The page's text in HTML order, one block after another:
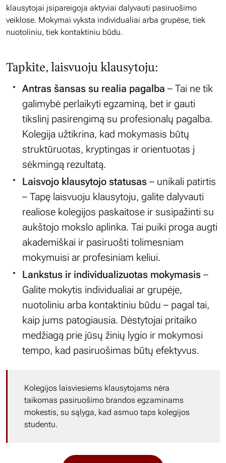
klausytojai įsipareigoja aktyviai dalyvauti pasiruošimo
veiklose. Mokymai vyksta individualiai arba grupėse, tiek
nuotoliniu, tiek kontaktiniu būdu.
Tapkite, laisvuoju klausytoju:
Antras šansas su realia pagalba – Tai ne tik
galimybė perlaikyti egzaminą, bet ir gauti
tikslinį pasirengimą su profesionalų pagalba.
Kolegija užtikrina, kad mokymasis būtų
struktūruotas, kryptingas ir orientuotas į
sėkmingą rezultatą.
Laisvojo klausytojo statusas – unikali patirtis
– Tapę laisvuoju klausytoju, galite dalyvauti
realiose kolegijos paskaitose ir susipažinti su
aukštojo mokslo aplinka. Tai puiki proga augti
akademiškai ir pasiruošti tolimesniam
mokymuisi ar profesiniam keliui.
Lankstus ir individualizuotas mokymasis –
Galite mokytis individualiai ar grupėje,
nuotoliniu arba kontaktiniu būdu – pagal tai,
kaip jums patogiausia. Dėstytojai pritaiko
medžiagą prie jūsų žinių lygio ir mokymosi
tempo, kad pasiruošimas būtų efektyvus.
Kolegijos laisviesiems klausytojams nėra
taikomas pasiruošimo brandos egzaminams
mokestis, su sąlyga, kad asmuo taps kolegijos
studentu.